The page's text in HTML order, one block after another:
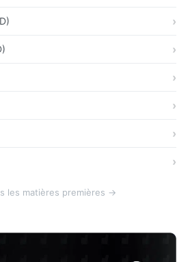
les matières premières →